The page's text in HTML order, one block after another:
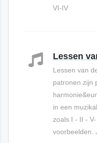
VI-IV
Lessen
Lessen van
patronen zijn
in een
zoals I - II -
voorbeelden.